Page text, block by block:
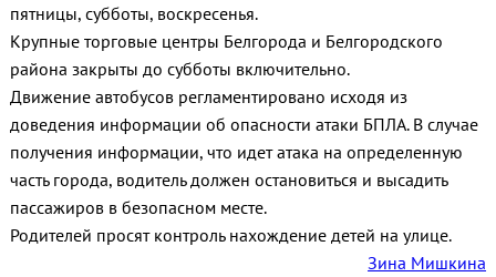
пятницы, субботы, воскресенья.
Крупные торговые центры Белгорода и Белгородского
района закрыты до субботы включительно.
Движение автобусов регламентировано исходя из
доведения информации об опасности атаки БПЛА. В случае
получения информации, что идет атака на определенную
часть города, водитель должен остановиться и высадить
пассажиров в безопасном месте.
Родителей просят контроль нахождение детей на улице.
Зина Мишкина